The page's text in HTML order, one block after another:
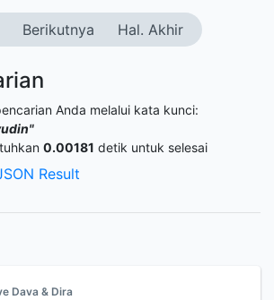
Berikutnya Hal. Akhir
Anda melalui kata kunci:
0.00181 detik untuk selesai
Result
Dava & Dira